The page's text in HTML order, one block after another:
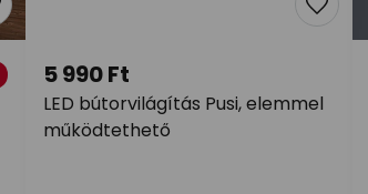
LED bútorvilágítás Pusi, elemmel
működtethető
5 990 Ft